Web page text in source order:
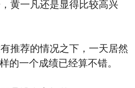
黄一凡还是显得比较高兴
推荐的情况之下，一天居然
的一个成绩已经算不错。